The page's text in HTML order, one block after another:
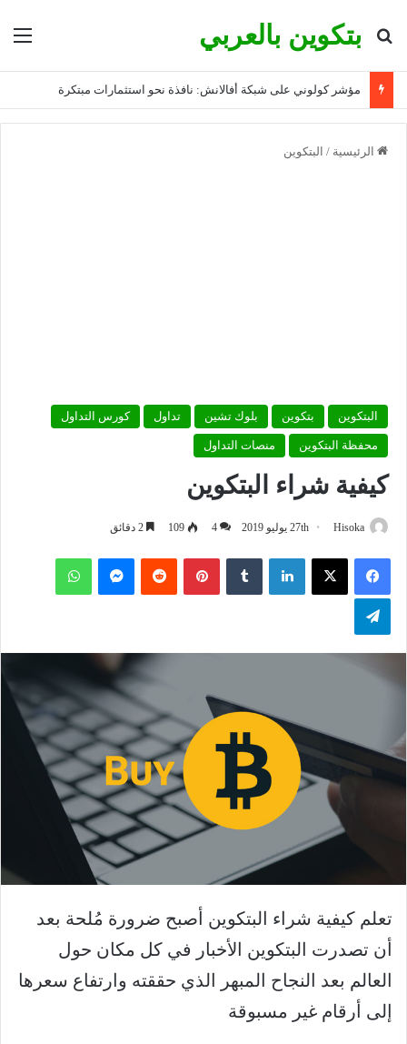
بتكوين بالعربي
بحث عن
مؤشر كولوني على شبكة أفالانش: نافذة نحو استثمارات مبتكرة
الرئيسية / البتكوين
البتكوين بتكوين بلوك تشين تداول كورس التداول
محفظة البتكوين منصات التداول
كيفية شراء البتكوين
Hisoka 27th يوليو 2019 4
109
فيسبوك ‫X لينكدإن بينتيريست ماسنجر واتساب
تيلقرام
تعلم كيفية شراء البتكوين أصبح ضرورة مُلحة بعد
أن تصدرت البتكوين الأخبار في كل مكان حول
العالم بعد النجاح المبهر الذي حققته وارتفاع سعرها
إلى أرقام غير مسبوقة